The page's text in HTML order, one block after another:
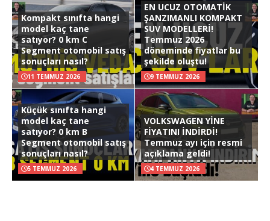
Kompakt sınıfta hangi
model kaç tane
satıyor? 0 km C
Segment otomobil satış
sonuçları nasıl?
11 TEMMUZ 2026
EN UCUZ OTOMATİK
ŞANZIMANLI KOMPAKT
SUV MODELLERİ!
Temmuz 2026
döneminde fiyatlar bu
şekilde oluştu!
9 TEMMUZ 2026
Küçük sınıfta hangi
model kaç tane
satıyor? 0 km B
Segment otomobil satış
sonuçları nasıl?
5 TEMMUZ 2026
VOLKSWAGEN YİNE
FİYATINI İNDİRDİ!
Temmuz ayı için resmi
açıklama geldi!
4 TEMMUZ 2026